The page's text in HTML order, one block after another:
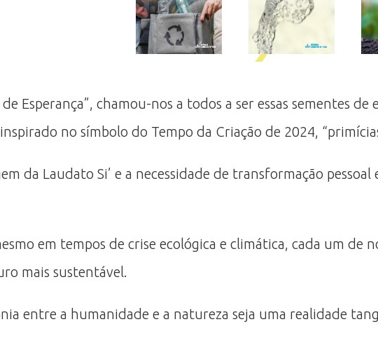
Esperança”, chamou-nos a todos a ser essas sementes de
no símbolo do Tempo da Criação de 2024,
da Laudato Si’ e a necessidade de transformação
em tempos de crise ecológica e climática, cada um de
mais sustentável.
entre a humanidade e a natureza seja uma realidade